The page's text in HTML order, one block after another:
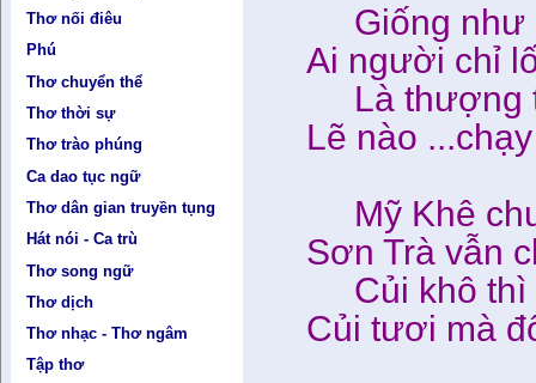
Thơ nối điêu
Phú
Thơ chuyển thể
Thơ thời sự
Thơ trào phúng
Ca dao tục ngữ
Thơ dân gian truyền tụng
Hát nói - Ca trù
Thơ song ngữ
Thơ dịch
Thơ nhạc - Thơ ngâm
Tập thơ
Giống như
Ai người chỉ
Là thượng
Lẽ nào
Mỹ Khê
Sơn Trà vẫn
Củi khô thì
Củi tươi mà